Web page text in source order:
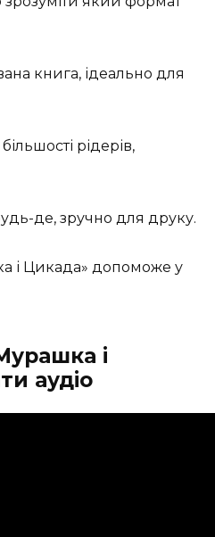
книга, ідеально для
рідерів,
де, зручно для друку.
і Цикада» допоможе у
і
аудіо